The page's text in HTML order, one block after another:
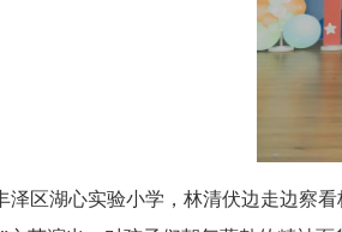
湖心实验小学，林清伏边走边察看